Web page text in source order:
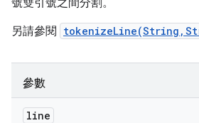
號雙引號之間分割。
另請參閱
參數
line